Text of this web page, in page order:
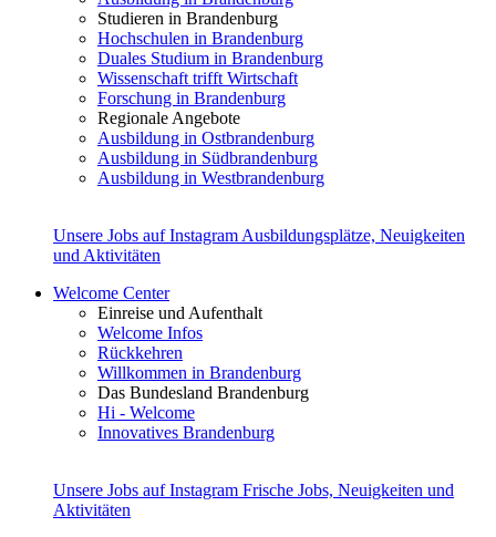
Studieren in Brandenburg
Hochschulen in Brandenburg
Duales Studium in Brandenburg
Wissenschaft trifft Wirtschaft
Forschung in Brandenburg
Regionale Angebote
Ausbildung in Ostbrandenburg
Ausbildung in Südbrandenburg
Ausbildung in Westbrandenburg
Unsere Jobs auf Instagram Ausbildungsplätze, Neuigkeiten
und Aktivitäten
Welcome Center
Einreise und Aufenthalt
Welcome Infos
Rückkehren
Willkommen in Brandenburg
Das Bundesland Brandenburg
Hi - Welcome
Innovatives Brandenburg
Unsere Jobs auf Instagram Frische Jobs, Neuigkeiten und
Aktivitäten